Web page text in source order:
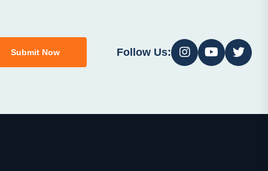
Submit Now Follow Us: